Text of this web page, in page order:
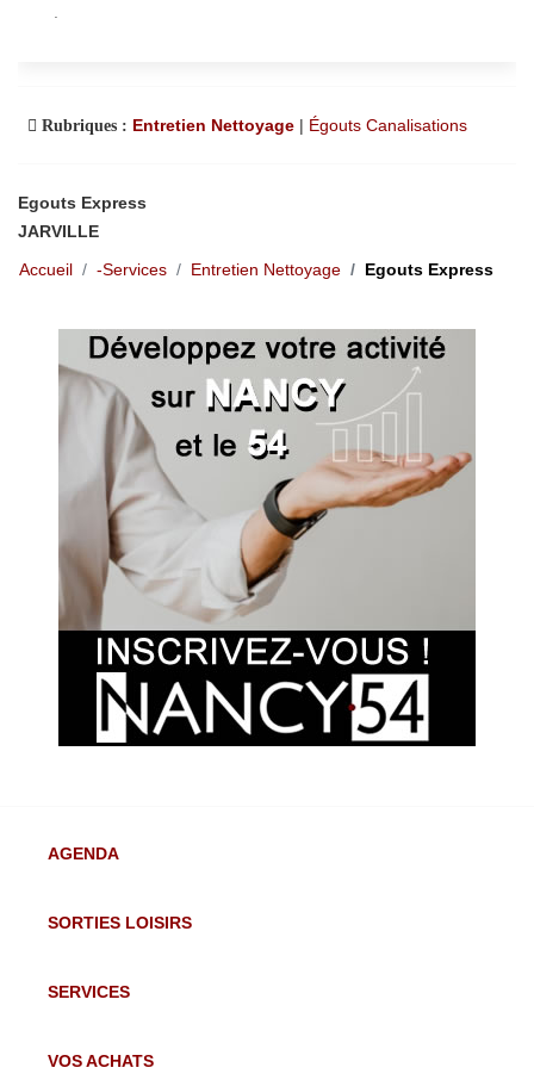
Rubriques : Entretien Nettoyage | Égouts Canalisations
Egouts Express
JARVILLE
Accueil
-Services Entretien Nettoyage Egouts Express
AGENDA
SORTIES LOISIRS
SERVICES
VOS ACHATS